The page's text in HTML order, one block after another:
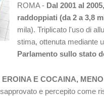
ROMA - Dal 2001 al
raddoppiati (da 2 a 3,8
mila). Triplicato l'uso di
stima, ottenuta mediante
Parlamento sullo stato
E COCAINA,
e percepito come